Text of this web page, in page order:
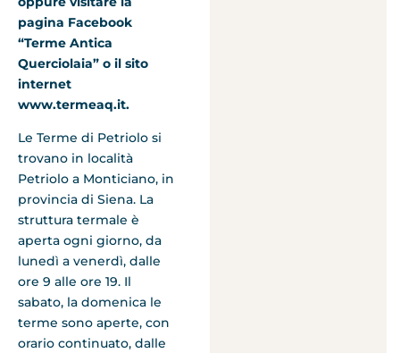
pagina Facebook
“Terme Antica
Querciolaia” o il sito
internet
www.termeaq.it.
Le Terme di Petriolo si
trovano in località
Petriolo a Monticiano, in
provincia di Siena. La
struttura termale è
aperta ogni giorno, da
lunedì a venerdì, dalle
ore 9 alle ore 19. Il
sabato, la domenica le
terme sono aperte, con
orario continuato, dalle